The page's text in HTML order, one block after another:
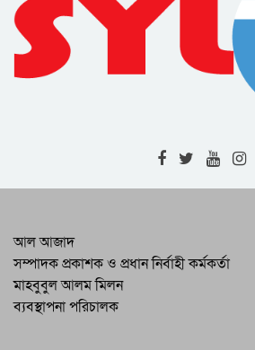
Complaint
to Address
Expatriates
Drainage and
Begin Soon :
RAB-9 Arrests
Foreign Liquor
Raid
Eid-ul-Adha
আল আজাদ
সম্পাদক প্রকাশক ও প্রধান নির্বাহী কর্মকর্তা
মাহবুবুল আলম মিলন
ব্যবস্থাপনা পরিচালক